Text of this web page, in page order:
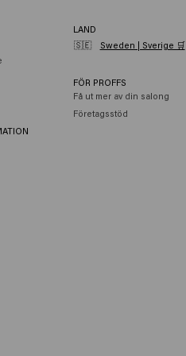
LAND
🇸🇪
Sweden | Sverige 🛒
FÖR PROFFS
Få ut mer av din salong
Företagsstöd